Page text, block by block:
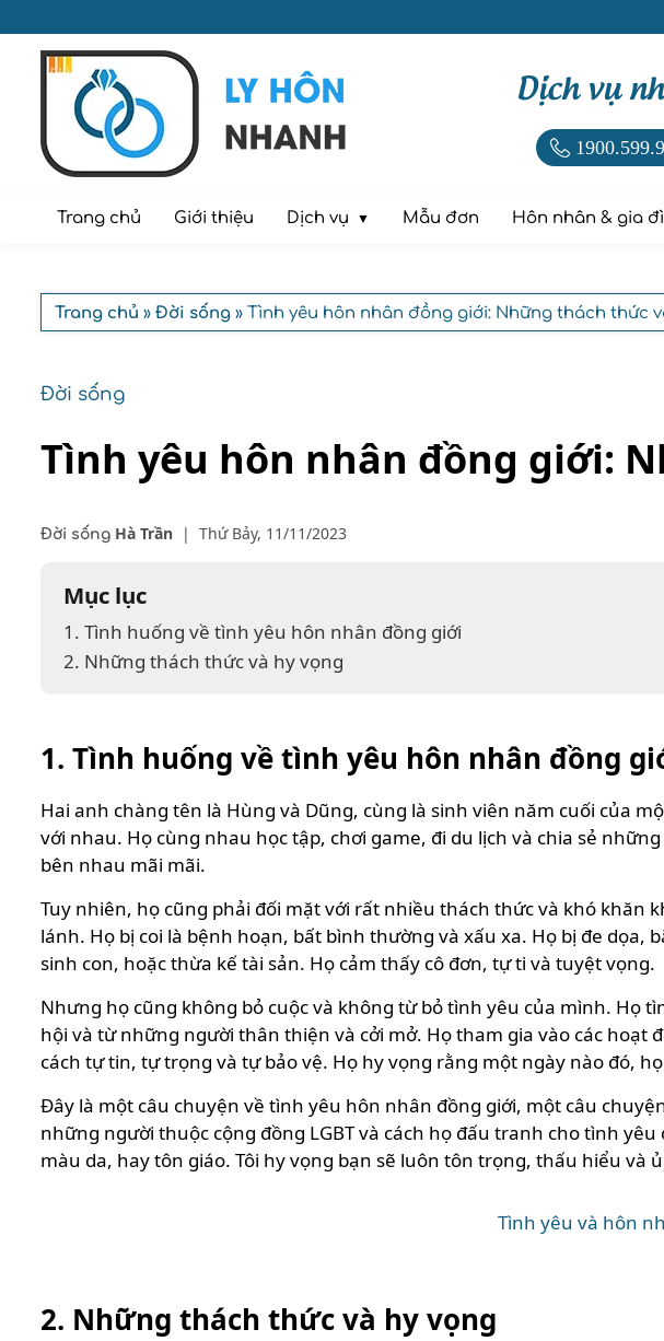
Dịch vụ
Trang chủ Giới thiệu Dịch vụ Mẫu đơn Hôn nhân & gia
Trang chủ » Đời sống » Tình yêu hôn nhân đồng giới: Những thách thức
Đời sống
Tình yêu hôn nhân đồng giới:
Đời sống Hà Trần | Thứ Bảy, 11/11/2023
Mục lục
1. Tình huống về tình yêu hôn nhân đồng giới
2. Những thách thức và hy vọng
1. Tình huống về tình yêu hôn nhân đồng
Hai anh chàng tên là Hùng và Dũng, cùng là sinh viên năm cuối của
với nhau. Họ cùng nhau học tập, chơi game, đi du lịch và chia sẻ
bên nhau mãi mãi.
Tuy nhiên, họ cũng phải đối mặt với rất nhiều thách thức và khó khăn
lánh. Họ bị coi là bệnh hoạn, bất bình thường và xấu xa. Họ bị đe dọa,
sinh con, hoặc thừa kế tài sản. Họ cảm thấy cô đơn, tự ti và tuyệt vọng.
Nhưng họ cũng không bỏ cuộc và không từ bỏ tình yêu của mình. Họ
hội và từ những người thân thiện và cởi mở. Họ tham gia vào các
cách tự tin, tự trọng và tự bảo vệ. Họ hy vọng rằng một ngày nào đó,
Đây là một câu chuyện về tình yêu hôn nhân đồng giới, một câu
những người thuộc cộng đồng LGBT và cách họ đấu tranh cho tình
màu da, hay tôn giáo. Tôi hy vọng bạn sẽ luôn tôn trọng, thấu hiểu
Tình yêu và hôn
2. Những thách thức và hy vọng